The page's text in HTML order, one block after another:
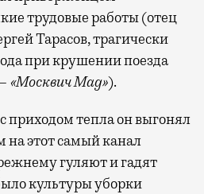
трудовые работы (отец
Тарасов, трагически
при крушении поезда
«Москвич Mag»).
приходом тепла он выгонял
на этот самый канал
гуляют и гадят
культуры уборки